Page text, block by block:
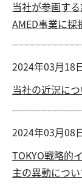
当社が参画す
AMED事業に採
2024年03月18
当社の近況に
2024年03月08
TOKYO戦略的
主の異動につ